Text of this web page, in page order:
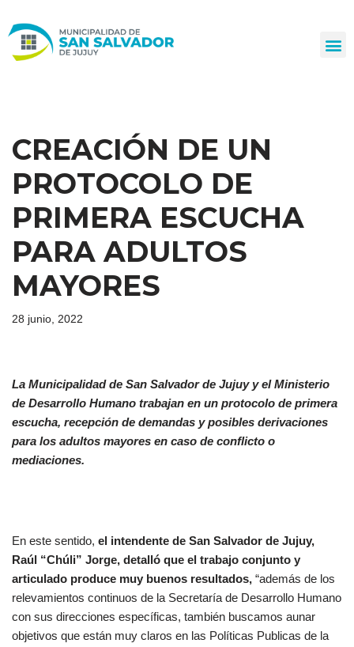
al
CREACIÓN DE UN
PROTOCOLO DE
PRIMERA ESCUCHA
PARA ADULTOS
MAYORES
28 junio, 2022
La Municipalidad de San Salvador de Jujuy y el Ministerio
de Desarrollo Humano trabajan en un protocolo de primera
escucha, recepción de demandas y posibles derivaciones
para los adultos mayores en caso de conflicto o
mediaciones.
En este sentido, el intendente de San Salvador de Jujuy,
Raúl “Chúli” Jorge, detalló que el trabajo conjunto y
articulado produce muy buenos resultados, “además de los
relevamientos continuos de la Secretaría de Desarrollo Humano
con sus direcciones específicas, también buscamos aunar
objetivos que están muy claros en las Políticas Publicas de la